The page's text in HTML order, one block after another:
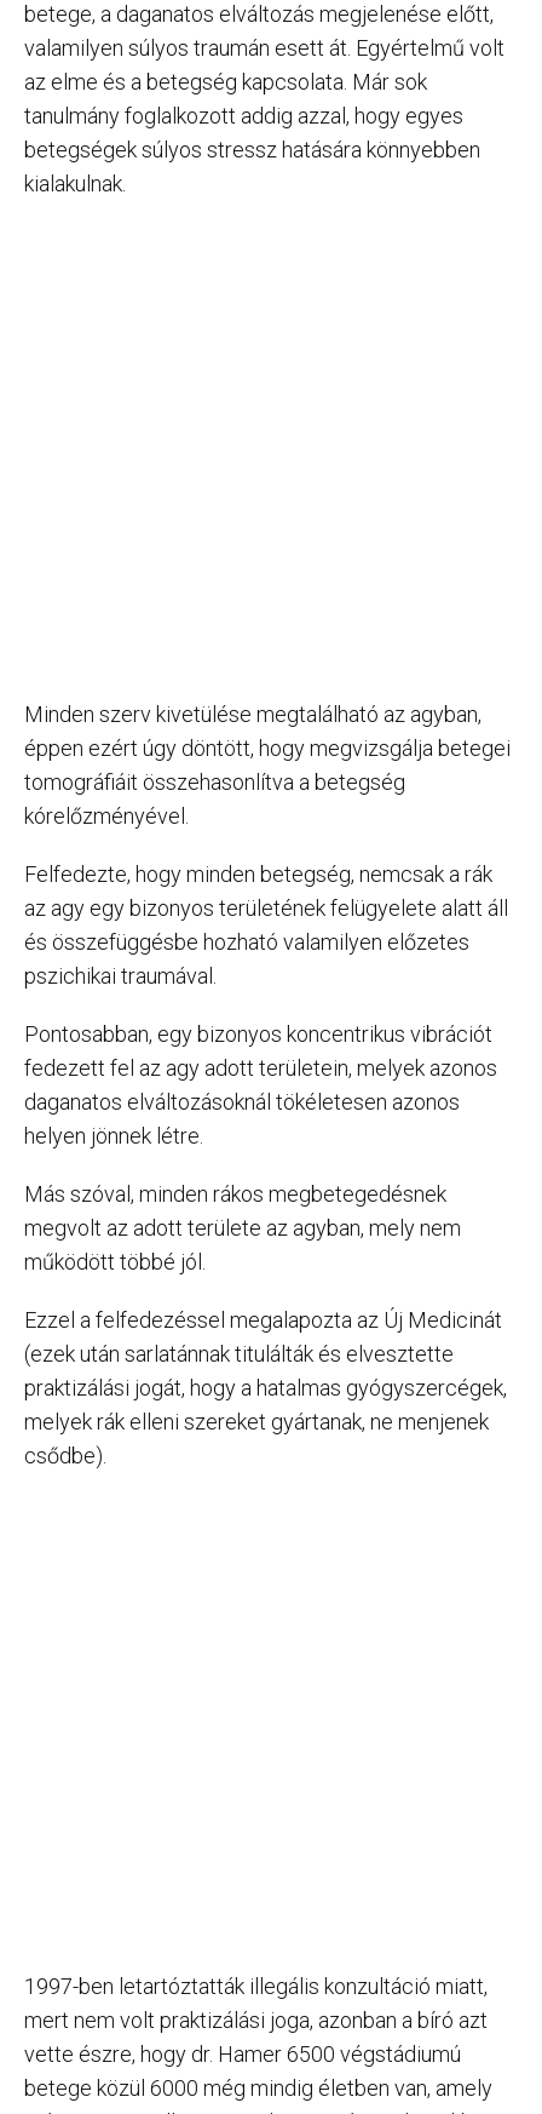
betege, a daganatos elváltozás megjelenése előtt,
valamilyen súlyos traumán esett át. Egyértelmű volt
az elme és a betegség kapcsolata. Már sok
tanulmány foglalkozott addig azzal, hogy egyes
betegségek súlyos stressz hatására könnyebben
kialakulnak.
Minden szerv kivetülése megtalálható az agyban,
éppen ezért úgy döntött, hogy megvizsgálja betegei
tomográfiáit összehasonlítva a betegség
kórelőzményével.
Felfedezte, hogy minden betegség, nemcsak a rák
az agy egy bizonyos területének felügyelete alatt áll
és összefüggésbe hozható valamilyen előzetes
pszichikai traumával.
Pontosabban, egy bizonyos koncentrikus vibrációt
fedezett fel az agy adott területein, melyek azonos
daganatos elváltozásoknál tökéletesen azonos
helyen jönnek létre.
Más szóval, minden rákos megbetegedésnek
megvolt az adott területe az agyban, mely nem
működött többé jól.
Ezzel a felfedezéssel megalapozta az Új Medicinát
(ezek után sarlatánnak titulálták és elvesztette
praktizálási jogát, hogy a hatalmas gyógyszercégek,
melyek rák elleni szereket gyártanak, ne menjenek
csődbe).
1997-ben letartóztatták illegális konzultáció miatt,
mert nem volt praktizálási joga, azonban a bíró azt
vette észre, hogy dr. Hamer 6500 végstádiumú
betege közül 6000 még mindig életben van, amely